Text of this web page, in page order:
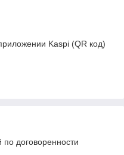
Kaspi (QR код)
по договоренности